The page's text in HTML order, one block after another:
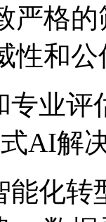
严格
性和公
专业评
AI解
能化转